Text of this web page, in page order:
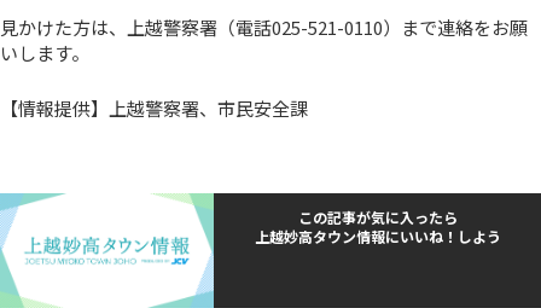
見かけた方は、上越警察署（電話025-521-0110）まで連絡をお願
いします。
【情報提供】上越警察署、市民安全課
この記事が気に入ったら
上越妙高タウン情報にいいね！しよう